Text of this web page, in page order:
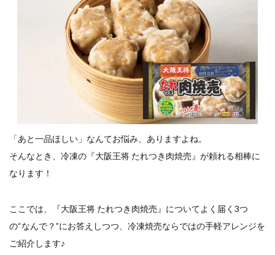
「あと一品ほしい」なんてお悩み、ありますよね。
そんなとき、冷凍の『大阪王将 たれつき肉焼売』が頼れる相棒に
なります！
ここでは、『大阪王将 たれつき肉焼売』についてよく届く3つ
の“なんで？”にお答えしつつ、冷凍焼売ならではの手軽アレンジを
ご紹介します♪
関西万博 食と栄養 餃子
餃子と食べたい
餃子と飲みたい 魚醬
麻婆豆腐
麻辣湯 通販 質問
節約
肉汁爆弾餃子
米飯
羽根つき スタミナ肉餃子
羽根つきタン塩餃子
羽根つき餃子
肉ニラ水餃子
肉まん・豚まん
肉餃子 豚まん
膨らむ
衛生管理
袋入り餃子
謹製 羽根つき なにわのお好み餃子
豆苗
夏
5フリー
お酒
おうちde街中華コミュニティ
うどん
キャンプ
キャンペーン
クリスピーひとくち餃子
クリスマス
スープ
せいろ